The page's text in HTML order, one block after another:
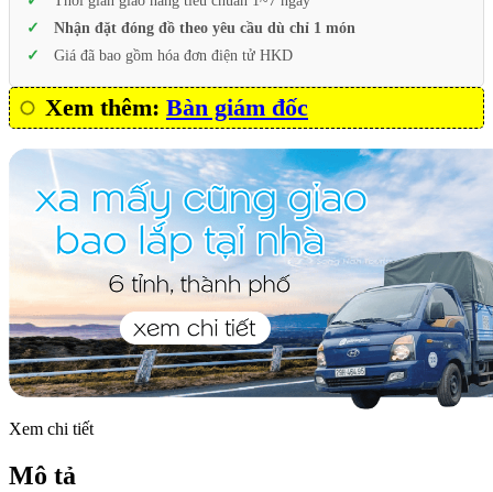
Nhận đặt đóng đồ theo yêu cầu dù chỉ 1 món
Giá đã bao gồm hóa đơn điện tử HKD
Xem thêm: Bàn giám đốc
Xem chi tiết
Mô tả